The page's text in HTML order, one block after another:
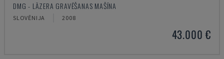
DMG - LĀZERA GRAVĒŠANAS MAŠĪNA
SLOVĒNIJA 2008
43.000 €